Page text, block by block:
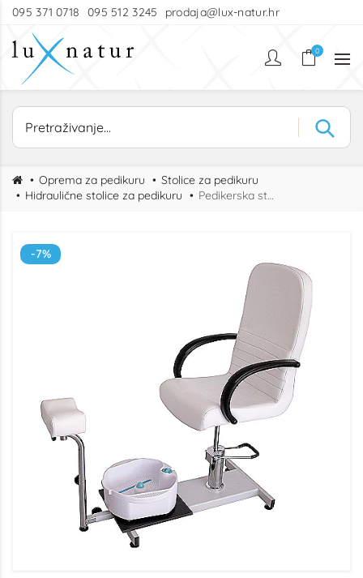
095 371 0718 095 512 3245 prodaja@lux-natur.hr
0
Oprema za pedikuru
Stolice za pedikuru
Hidraulične stolice za pedikuru
Pedikerska stolica ASTRA – Hidraulička stolica s kadicom i podesivim osloncem za stopala
-7%